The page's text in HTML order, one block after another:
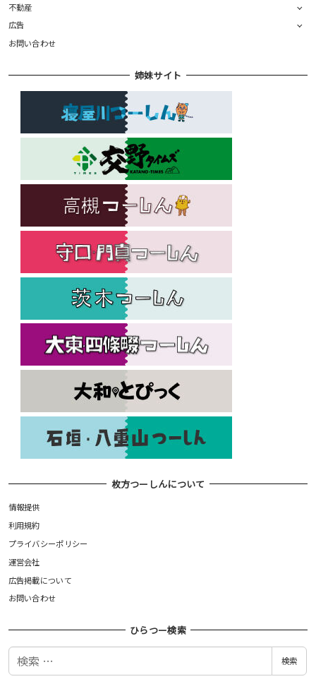
不動産
広告
お問い合わせ
姉妹サイト
枚方つーしんについて
情報提供
利用規約
プライバシーポリシー
運営会社
広告掲載について
お問い合わせ
ひらつー検索
検
検索